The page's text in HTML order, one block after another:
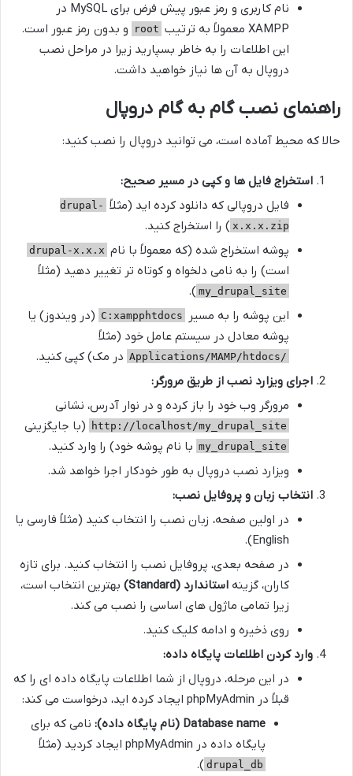
نام کاربری و رمز عبور پیش فرض برای MySQL در
XAMPP معمولاً به ترتیب
root
و بدون رمز عبور است.
این اطلاعات را به خاطر بسپارید زیرا در مراحل نصب
دروپال به آن ها نیاز خواهید داشت.
راهنمای نصب گام به گام دروپال
حالا که محیط آماده است، می توانید دروپال را نصب کنید:
استخراج فایل ها و کپی در مسیر صحیح:
فایل دروپالی که دانلود کرده اید (مثلاً drupal-
x.x.x.zip ) را استخراج کنید.
پوشه استخراج شده (که معمولاً با نام drupal-x.x.x
است) را به نامی دلخواه و کوتاه تر تغییر دهید (مثلاً
my_drupal_site
).
این پوشه را به مسیر
C:xampphtdocs (در ویندوز) یا
پوشه معادل در سیستم عامل خود (مثلاً
/Applications/MAMP/htdocs
در مک) کپی کنید.
اجرای ویزارد نصب از طریق مرورگر:
مرورگر وب خود را باز کرده و در نوار آدرس، نشانی
http://localhost/my_drupal_site (با جایگزینی
my_drupal_site با نام پوشه خود) را وارد کنید.
ویزارد نصب دروپال به طور خودکار اجرا خواهد شد.
انتخاب زبان و پروفایل نصب:
در اولین صفحه، زبان نصب را انتخاب کنید (مثلاً فارسی یا
English).
در صفحه بعدی، پروفایل نصب را انتخاب کنید. برای تازه
کاران، گزینه استاندارد (Standard)
بهترین انتخاب است،
زیرا تمامی ماژول های اساسی را نصب می کند.
روی ذخیره و ادامه کلیک کنید.
وارد کردن اطلاعات پایگاه داده:
در این مرحله، دروپال از شما اطلاعات پایگاه داده ای را که
قبلاً در phpMyAdmin ایجاد کرده اید، درخواست می کند:
Database name (نام پایگاه داده):
نامی که برای
پایگاه داده در phpMyAdmin ایجاد کردید (مثلاً
drupal_db
).